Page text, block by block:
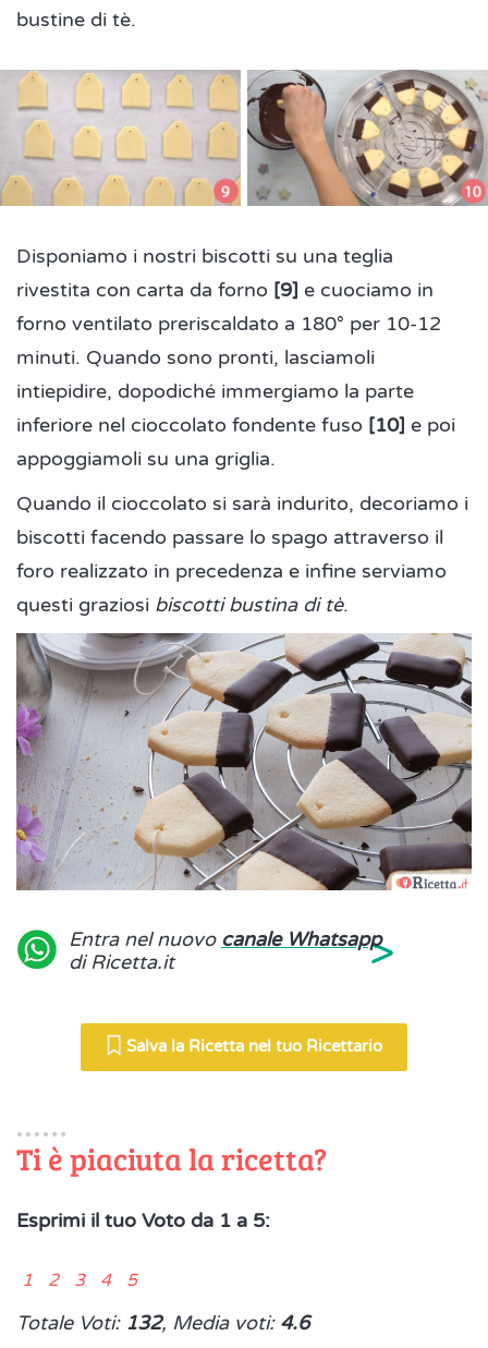
bustine di tè.
Disponiamo i nostri biscotti su una teglia
rivestita con carta da forno [9] e cuociamo in
forno ventilato preriscaldato a 180° per 10-12
minuti. Quando sono pronti, lasciamoli
intiepidire, dopodiché immergiamo la parte
inferiore nel cioccolato fondente fuso [10] e poi
appoggiamoli su una griglia.
Quando il cioccolato si sarà indurito, decoriamo i
biscotti facendo passare lo spago attraverso il
foro realizzato in precedenza e infine serviamo
questi graziosi biscotti bustina di tè.
Entra nel nuovo canale Whatsapp
di Ricetta.it
>
Salva la Ricetta nel tuo Ricettario
Ti è piaciuta la ricetta?
Esprimi il tuo Voto da 1 a 5:
1 2 3 4 5
Totale Voti: 132, Media voti: 4.6